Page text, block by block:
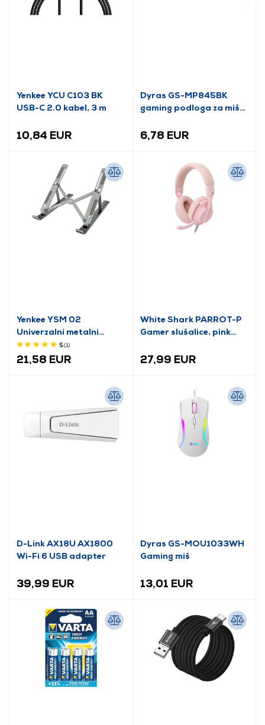
Yenkee YCU C103 BK
USB-C 2.0 kabel, 3 m
10,84 EUR
Dyras GS-MP845BK
gaming podloga za miša,
6,78 EUR
Yenkee YSM 02
Univerzalni metalni
stalak za notebook
5(1)
21,58 EUR
White Shark PARROT-P
Gamer slušalice, pink
27,99 EUR
D-Link AX18U AX1800
Wi-Fi 6 USB adapter
39,99 EUR
Dyras GS-MOU1033WH
Gaming miš
13,01 EUR